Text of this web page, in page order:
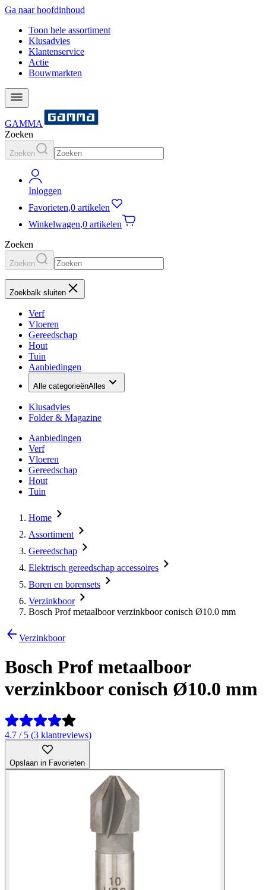
Ga naar hoofdinhoud
Toon hele assortiment
Klusadvies
Klantenservice
Actie
Bouwmarkten
GAMMA
Zoeken
Zoeken
Inloggen
Favorieten,0 artikelen
Winkelwagen,0 artikelen
Zoeken
Zoeken
Zoekbalk sluiten
Verf
Vloeren
Gereedschap
Hout
Tuin
Aanbiedingen
Alle categorieënAlles
Klusadvies
Folder & Magazine
Aanbiedingen
Verf
Vloeren
Gereedschap
Hout
Tuin
Home
Assortiment
Gereedschap
Elektrisch gereedschap accessoires
Boren en borensets
Verzinkboor
Bosch Prof metaalboor verzinkboor conisch Ø10.0 mm
Verzinkboor
Bosch Prof metaalboor
verzinkboor conisch Ø10.0 mm
4.7 / 5 (3 klantreviews)
Opslaan in Favorieten